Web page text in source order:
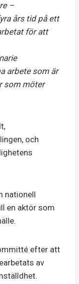
–
års tid på ett
för att
arbete som är
som möter
och
nationell
en aktör som
efter att
av